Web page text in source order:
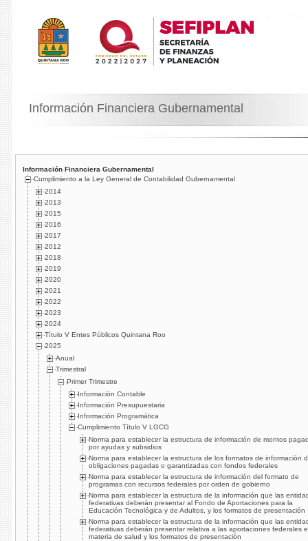
Información Financiera Gubernamental
Información Financiera Gubernamental
Cumplimiento a la Ley General de Contabilidad Gubernamental
2014
2013
2015
2016
2017
2012
2018
2019
2020
2021
2022
2023
2024
Título V Entes Públicos Quintana Roo
2025
Anual
Trimestral
Primer Trimestre
Información Contable
Información Presupuestaria
Información Programática
Cumplimiento Título V LGCG
Norma para establecer la estructura de información de montos
por ayudas y subsidios
Norma para establecer la estructura de los formatos de información
obligaciones pagadas o garantizadas con fondos federales
Norma para establecer la estructura de información del formato de
programas con recursos federales por orden de gobierno
Norma para establecer la estructura de la información que las
federativas deberán presentar al Fondo de Aportaciones para la
Educación Tecnológica y de Adultos, y los formatos de presentación
Norma para establecer la estructura de la información que las
federativas deberán presentar relativa a las aportaciones federales
materia de salud y los formatos de presentación